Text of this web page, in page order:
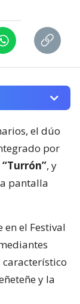
el dúo
por
“Turrón”, y
pantalla
en el Festival
característico
y la